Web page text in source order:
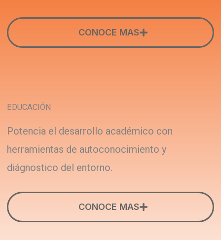
CONOCE MAS
EDUCACIÓN
Potencia el desarrollo académico con
herramientas de autoconocimiento y
diágnostico del entorno.
CONOCE MAS